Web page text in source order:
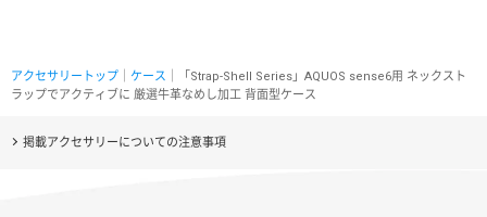
アクセサリートップ ケース ｜「Strap-Shell Series」AQUOS sense6用 ネックスト
ラップでアクティブに 厳選牛革なめし加工 背面型ケース
掲載アクセサリーについての注意事項